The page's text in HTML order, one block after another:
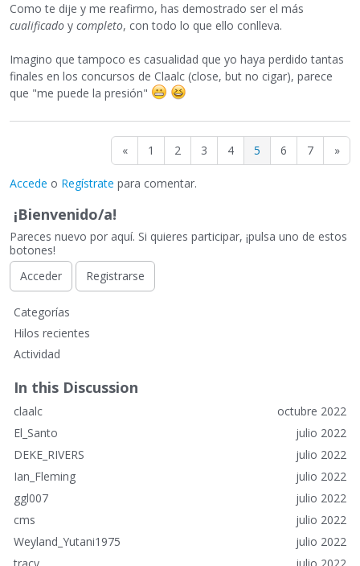
Como te dije y me reafirmo, has demostrado ser el más
cualificado y completo, con todo lo que ello conlleva.
Imagino que tampoco es casualidad que yo haya perdido tantas
finales en los concursos de Claalc (close, but no cigar), parece
que "me puede la presión"
« 1 2 3 4 5 6 7 »
Accede o Regístrate para comentar.
¡Bienvenido/a!
Pareces nuevo por aquí. Si quieres participar, ¡pulsa uno de estos
botones!
Acceder
Registrarse
E
n
a
c
e
s
r
á
p
d
o
s
Categorías
Hilos recientes
Actividad
In this Discussion
octubre 2022
claalc
julio 2022
El_Santo
julio 2022
DEKE_RIVERS
julio 2022
Ian_Fleming
julio 2022
ggl007
julio 2022
cms
julio 2022
Weyland_Yutani1975